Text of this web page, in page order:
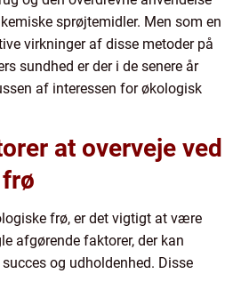
sprøjtemidler. Men som en
virkninger af disse metoder på
sundhed er der i de senere år
af interessen for økologisk
at overveje ved
frø, er det vigtigt at være
afgørende faktorer, der kan
og udholdenhed. Disse